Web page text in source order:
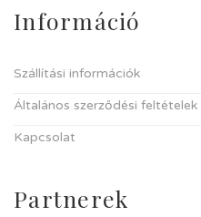
Információ
Szállítási információk
Általános szerződési feltételek
Kapcsolat
Partnerek